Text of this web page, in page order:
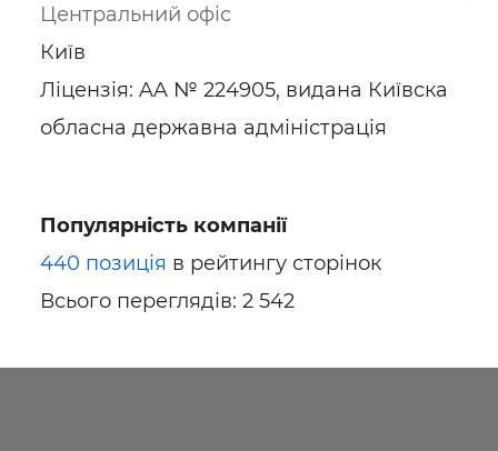
Центральний офіс
Київ
Ліцензія: AA № 224905, видана Київска
обласна державна адміністрація
Популярність компанії
440 позиція в рейтингу сторінок
Всього переглядів: 2 542